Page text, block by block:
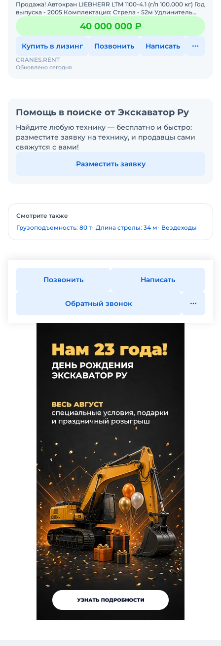
Продажа! Автокран LIEBHERR LTM 1100-4.1 (г/п 100.000 кг) Год
выпуска - 2005 Комплектация: Стрела - 52м Удлинитель
стрелы (Гусек) - 19м, с функцией изменения уг
40 000 000 ₽
Купить в лизинг Позвонить Написать
Обновлено сегодня
CRANES.RENT
Помощь в поиске от Экскаватор Ру
Найдите любую технику — бесплатно и быстро:
разместите заявку на технику, и продавцы сами
свяжутся с вами!
Разместить заявку
Смотрите также
Грузоподъемность: 80 т Длина стрелы: 34 м Вездеходы
Позвонить Написать
Обратный звонок